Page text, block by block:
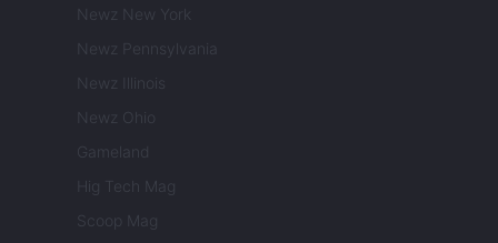
Newz New York
Newz Pennsylvania
Newz Illinois
Newz Ohio
Gameland
Hig Tech Mag
Scoop Mag